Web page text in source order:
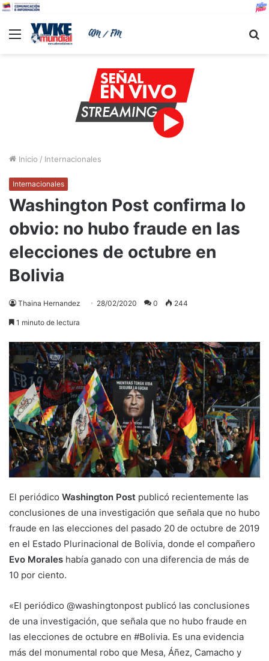
Menu
Inicio / Internacionales
Internacionales
Washington Post confirma lo
obvio: no hubo fraude en las
elecciones de octubre en
Bolivia
Thaina Hernandez 28/02/2020 0 244
1 minuto de lectura
El periódico Washington Post publicó recientemente las
conclusiones de una investigación que señala que no hubo
fraude en las elecciones del pasado 20 de octubre de 2019
en el Estado Plurinacional de Bolivia, donde el compañero
Evo Morales había ganado con una diferencia de más de
10 por ciento.
«El periódico @washingtonpost publicó las conclusiones
de una investigación, que señala que no hubo fraude en
las elecciones de octubre en #Bolivia. Es una evidencia
más del monumental robo que Mesa, Áñez, Camacho y